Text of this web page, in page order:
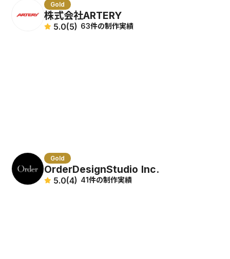
Gold
株式会社ARTERY
5.0(5) 63件の制作実績
Gold
OrderDesignStudio Inc.
5.0(4) 41件の制作実績